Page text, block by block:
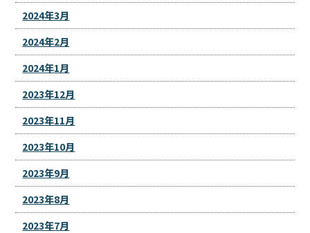
2024年3月
2024年2月
2024年1月
2023年12月
2023年11月
2023年10月
2023年9月
2023年8月
2023年7月